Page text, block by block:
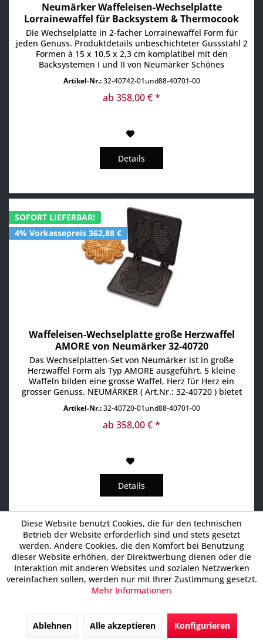
Neumärker Waffeleisen-Wechselplatte
Lorrainewaffel für Backsystem & Thermocook
Die Wechselplatte in 2-facher Lorrainewaffel Form für
jeden Genuss. Produktdetails unbeschichteter Gussstahl 2
Formen à 15 x 10,5 x 2,3 cm komplatibel mit den
Backsystemen I und II von Neumärker Schönes
Waffeltörtchen.
Artikel-Nr.:32-40742-01und88-40701-00
ab 358,00 € *
Details
SOFORT LIEFERBAR!
4% Vorkassepreis 362,88 €
Waffeleisen-Wechselplatte große Herzwaffel
AMORE von Neumärker 32-40720
Das Wechselplatten-Set von Neumärker ist in große
Herzwaffel Form als Typ AMORE ausgeführt. 5 kleine
Waffeln bilden eine grosse Waffel, Herz für Herz ein
grosser Genuss. NEUMÄRKER ( Art.Nr.: 32-40720 ) bietet
Wechselplatte-Set für das Original Backsystem I und
Backsystem II. Das Resultat sind große Herzwaffel
Artikel-Nr.:32-40720-01und88-40701-00
ab 358,00 € *
Details
4% Vorkassepreis 362,88 €
Diese Website benutzt Cookies, die für den technischen
Betrieb der Website erforderlich sind und stets gesetzt
werden. Andere Cookies, die den Komfort bei Benutzung
dieser Website erhöhen, der Direktwerbung dienen oder die
Interaktion mit anderen Websites und sozialen Netzwerken
vereinfachen sollen, werden nur mit Ihrer Zustimmung gesetzt.
Mehr Informationen
Ablehnen Alle akzeptieren Konfigurieren